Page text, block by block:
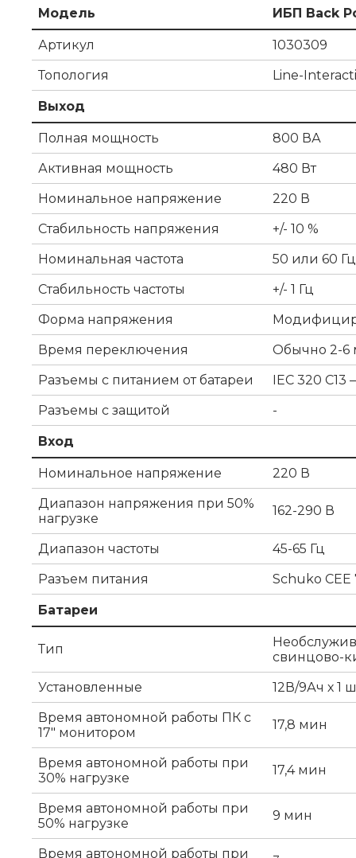
Модель ИБП Back
Артикул
1030309
Топология
Line-
Выход
Полная мощность
800 ВА
Активная мощность
480 Вт
Номинальное напряжение
220 В
Стабильность напряжения
+/- 10 %
Номинальная частота
50 или 60 Гц
Стабильность частоты
+/- 1 Гц
Форма напряжения
Время переключения
Обычно 2-6
Разъемы с питанием от батареи
IEC 320 C13
Разъемы с защитой
-
Вход
Номинальное напряжение
220 В
Диапазон напряжения при 50%
нагрузке
162-290 В
Диапазон частоты
45-65 Гц
Разъем питания
Schuko CEE
Батареи
Тип
свинцово-
Установленные
12В/9Ач х 1
Время автономной работы ПК с
17" монитором
17,8 мин
Время автономной работы при
30% нагрузке
17,4 мин
Время автономной работы при
50% нагрузке
9 мин
Время автономной работы при